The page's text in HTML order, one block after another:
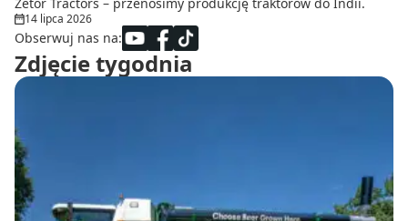
14 lipca 2026
Obserwuj nas na:
Zdjęcie tygodnia